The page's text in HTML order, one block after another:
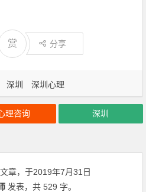
深圳 深圳心理
赏 分享
理咨询 深圳
章，于2019年7月31日
发表，共 529 字。